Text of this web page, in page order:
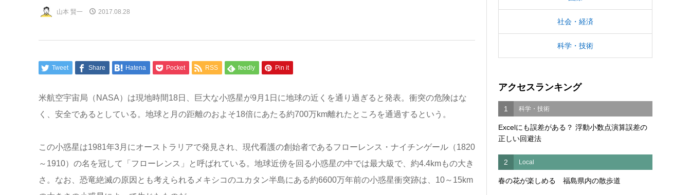
山本 賢一 2017.08.28
Tweet Share Hatena Pocket RSS feedly Pin it
米航空宇宙局（NASA）は現地時間18日、巨大な小惑星が9月1日に地球の近くを通り過ぎると発表。衝突の危険はな
く、安全であるとしている。地球と月の距離のおよそ18倍にあたる約700万km離れたところを通過するという。
この小惑星は1981年3月にオーストラリアで発見され、現代看護の創始者であるフローレンス・ナイチンゲール（1820
～1910）の名を冠して「フローレンス」と呼ばれている。地球近傍を回る小惑星の中では最大級で、約4.4kmもの大き
さ。なお、恐竜絶滅の原因とも考えられるメキシコのユカタン半島にある約6600万年前の小惑星衝突跡は、10～15km
社会・経済
科学・技術
アクセスランキング
1 科学・技術
Excelにも誤差がある？ 浮動小数点演算誤差の
正しい回避法
2 Local
春の花が楽しめる 福島県内の散歩道